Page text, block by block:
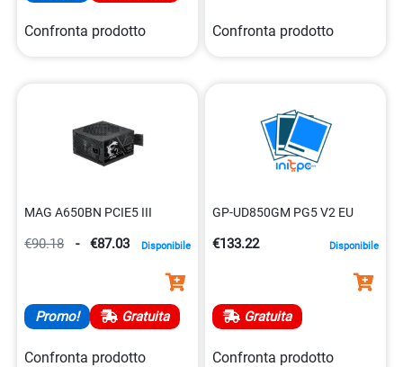
Confronta prodotto Confronta prodotto
MAG A650BN PCIE5 III
€90.18 - €87.03 Disponibile
Promo! Gratuita
Confronta prodotto
GP-UD850GM PG5 V2 EU
€133.22 Disponibile
Gratuita
Confronta prodotto